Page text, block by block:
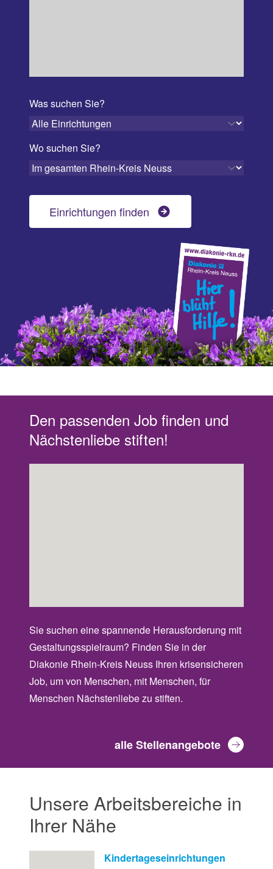
Was suchen Sie?
Wo suchen Sie?
Einrichtungen finden
Den passenden Job finden und
Nächstenliebe stiften!
Sie suchen eine spannende Herausforderung mit
Gestaltungsspielraum? Finden Sie in der
Diakonie Rhein-Kreis Neuss Ihren krisensicheren
Job, um von Menschen, mit Menschen, für
Menschen Nächstenliebe zu stiften.
alle Stellenangebote
Unsere Arbeitsbereiche in
Ihrer Nähe
Kindertageseinrichtungen